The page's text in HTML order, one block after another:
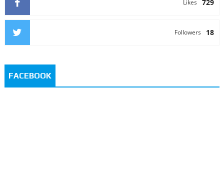
729
Likes
18
Followers
FACEBOOK